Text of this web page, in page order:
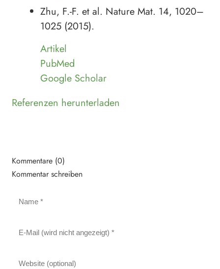
Zhu, F.-F. et al. Nature Mat. 14, 1020–
1025 (2015).
Artikel
PubMed
Google Scholar
Referenzen herunterladen
Kommentare (0)
Kommentar schreiben